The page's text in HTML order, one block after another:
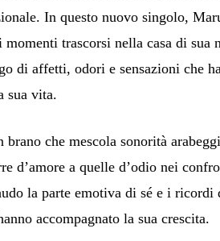
In questo nuovo singolo,
trascorsi nella casa di sua
di affetti, odori e sensazioni che
sua vita.
brano che mescola sonorità
d’amore a quelle d’odio nei
la parte emotiva di sé e i ricordi
accompagnato la sua crescita.